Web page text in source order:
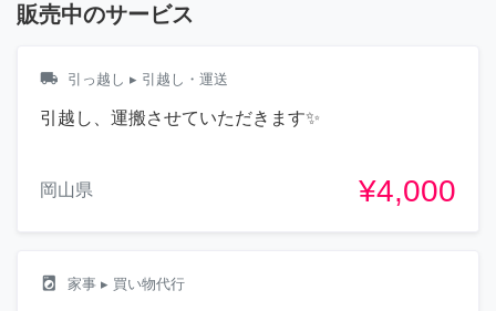
販売中のサービス
local_shipping 引っ越し ▸ 引越し・運送
引越し、運搬させていただきます✨
岡山県 ¥4,000
local_laundry_service 家事 ▸ 買い物代行